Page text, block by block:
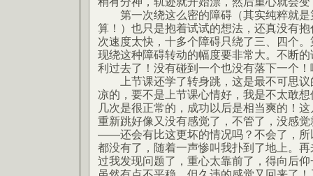
第一次绕这么密的障碍（其实纯粹就是
算！）也只是抱着试试的想法，还真没有
次速度太快，十多个障碍只绕了三、四个
现绕这种障碍转动的幅度要非常大。不断
利过去了！没有碰到一个也没有落下一个！
上节课还学了转身跳，这是最不可思议
凉的，要不是上节课心情好，我是不太敢
几次是很正常的，成功以后是相当爽的！
重新跳好像又没有感觉了，不管了，没感
——还会有比这更坏的情况吗？不会了，所
都没有了，随着一声惨叫我扑到了地上。
过我发现问题了，重心太靠前了，得向后